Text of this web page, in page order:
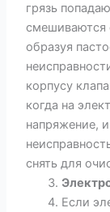
грязь
образуя
корпусу
когда на
напряжение,
снять для
Если